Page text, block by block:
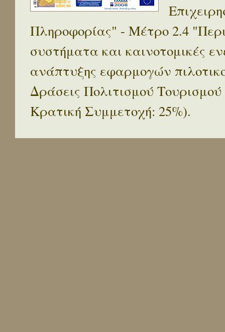
Πληροφορίας" - Μέτρο 2.4
συστήματα και καινοτομικές
ανάπτυξης εφαρμογών
Δράσεις Πολιτισμού
Κρατική Συμμετοχή: 25%).